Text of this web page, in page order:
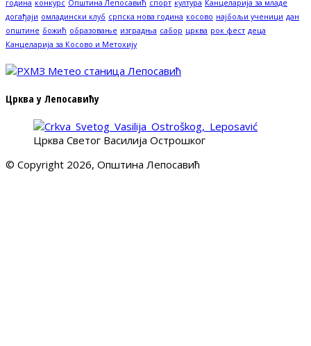
година конкурс Општина Лепосавић спорт култура Канцеларија за младе
догађаји омладински клуб српска нова година косово најбољи ученици дан
општине божић образовање изградња сабор црква рок фест деца
Канцеларија за Косово и Метохију
Црква у Лепосавићу
Црква Светог Василија Острошког
© Copyright 2026, Општина Лепосавић